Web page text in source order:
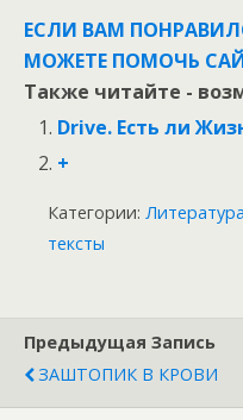
ЕСЛИ ВАМ
МОЖЕТЕ ПОМОЧЬ
Также читайте -
Drive. Есть ли
+
Категории: Литература
тексты
Предыдущая Запись
ЗАШТОПИК В КРОВИ